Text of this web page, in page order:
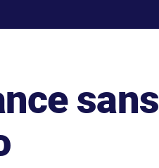
sans